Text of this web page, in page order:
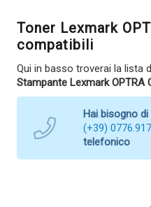
Toner Lexmark
compatibili
Qui in basso troverai la lista
Stampante Lexmark OPTRA
Hai bisogno
(+39)
telefonico